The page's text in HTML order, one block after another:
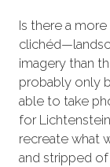
Is there a
imagery than
probably only
able to take
for
recreate what
and stripped of